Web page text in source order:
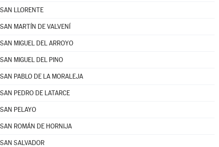
SAN LLORENTE
SAN MARTÍN DE VALVENÍ
SAN MIGUEL DEL ARROYO
SAN MIGUEL DEL PINO
SAN PABLO DE LA MORALEJA
SAN PEDRO DE LATARCE
SAN PELAYO
SAN ROMÁN DE HORNIJA
SAN SALVADOR